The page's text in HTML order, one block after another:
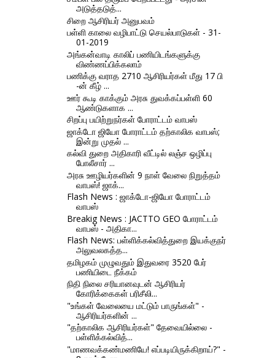
அடுத்தடுத்...
சிறை ஆசிரியர் அனுபவம்
பள்ளி காலை வழிபாட்டு செயல்பாடுகள் - 31-
01-2019
அங்கன்வாடி காலிப் பணியிடங்களுக்கு
விண்ணப்பிக்கலாம்
பணிக்கு வராத 2710 ஆசிரியர்கள் மீது 17 பி
-ன் கீழ் ...
ஊர் கூடி காக்கும் அரசு துவக்கப்பள்ளி 60
ஆண்டுகளாக ...
சிறப்பு பயிற்றுநர்கள் போராட்டம் வாபஸ்
ஜாக்டோ ஜியோ போராட்டம் தற்காலிக வாபஸ்;
இன்று முதல் ...
கல்வி துறை அதிகாரி வீட்டில் லஞ்ச ஒழிப்பு
போலீசார் ...
அரசு ஊழியர்களின் 9 நாள் வேலை நிறுத்தம்
வாபஸ்! ஜாக்...
Flash News : ஜாக்டோ-ஜியோ போராட்டம்
வாபஸ்
Breakig News : JACTTO GEO போராட்டம்
வாபஸ் - அதிகா...
Flash News: பள்ளிக்கல்வித்துறை இயக்குநர்
அலுவலகத்த...
தமிழகம் முழுவதும் இதுவரை 3520 பேர்
பணியிடை நீக்கம்
நிதி நிலை சரியானவுடன் ஆசிரியர்
கோரிக்கைகள் பரிசீலி...
"உங்கள் வேலையை மட்டும் பாருங்கள்" -
ஆசிரியர்களின் ...
"தற்காலிக ஆசிரியர்கள்" தேவையில்லை -
பள்ளிக்கல்வித்...
"மாணவக்கண்மணியே! எப்படியிருக்கிறாய்?" -